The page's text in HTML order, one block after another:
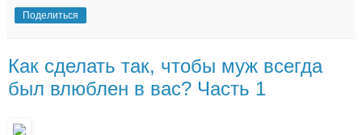
Поделиться
Как сделать так, чтобы муж всегда
был влюблен в вас? Часть 1